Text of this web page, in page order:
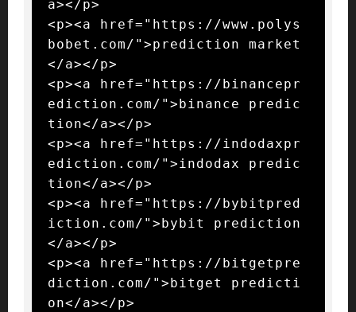
a></p>
<p><a href="https://www.polys
bobet.com/">prediction market
</a></p>
<p><a href="https://binancepr
ediction.com/">binance predic
tion</a></p>
<p><a href="https://indodaxpr
ediction.com/">indodax predic
tion</a></p>
<p><a href="https://bybitpred
iction.com/">bybit prediction
</a></p>
<p><a href="https://bitgetpre
diction.com/">bitget predicti
on</a></p>